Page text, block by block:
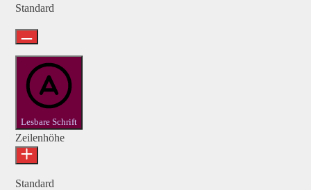
Standard
Lesbare Schrift
Zeilenhöhe
Standard